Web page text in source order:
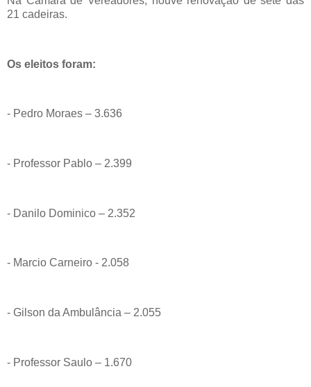
21 cadeiras.
Os eleitos foram:
- Pedro Moraes – 3.636
- Professor Pablo – 2.399
- Danilo Dominico – 2.352
- Marcio Carneiro - 2.058
- Gilson da Ambulância – 2.055
- Professor Saulo – 1.670